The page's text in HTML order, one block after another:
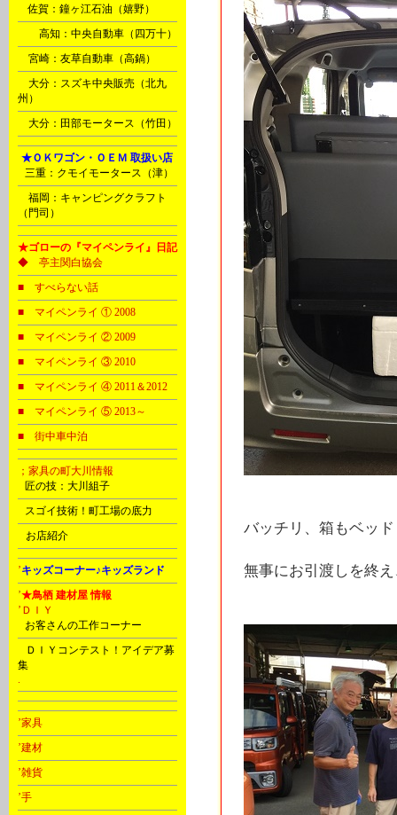
佐賀：鐘ヶ江石油（嬉野）
高知：中央自動車（四万十）
宮崎：友草自動車（高鍋）
大分：スズキ中央販売（北九
州）
大分：田部モータース（竹田）
★ＯＫワゴン・ＯＥＭ 取扱い店
三重：クモイモータース（津）
福岡：キャンピングクラフト
（門司）
★ゴローの『マイペンライ』日記
◆ 亭主関白協会
■ すべらない話
■ マイペンライ ① 2008
■ マイペンライ ② 2009
■ マイペンライ ③ 2010
■ マイペンライ ④ 2011＆2012
■ マイペンライ ⑤ 2013～
■ 街中車中泊
；家具の町大川情報
匠の技：大川組子
スゴイ技術！町工場の底力
お店紹介
’キッズコーナー♪キッズランド
’★鳥栖 建材屋 情報
’ＤＩＹ
お客さんの工作コーナー
ＤＩＹコンテスト！アイデア募
集
.
’家具
’建材
’雑貨
’手
バッチリ、箱もベッ
無事にお引渡しを終